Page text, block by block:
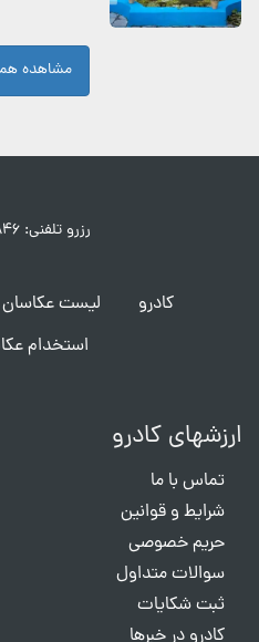
مشاهده
رزرو تلفنی: ۰۹۹۲۷۰۱۸۸۴۶
کادرو لیست عکاسان
استخدام
ارزشهای کادرو
تماس با ما
شرایط و قوانین
حریم خصوصی
سوالات متداول
ثبت شکایات
کادرو در خبرها